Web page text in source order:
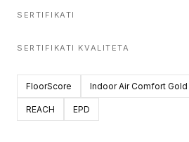
SERTIFIKATI
SERTIFIKATI KVALITETA
FloorScore Indoor Air Comfort Gold
REACH EPD